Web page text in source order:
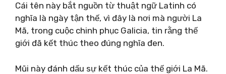
Cái tên này bắt nguồn từ thuật ngữ Latinh có
nghĩa là ngày tận thế, vì đây là nơi mà người La
Mã, trong cuộc chinh phục Galicia, tin rằng thế
giới đã kết thúc theo đúng nghĩa đen.
Mũi này đánh dấu sự kết thúc của thế giới La Mã.